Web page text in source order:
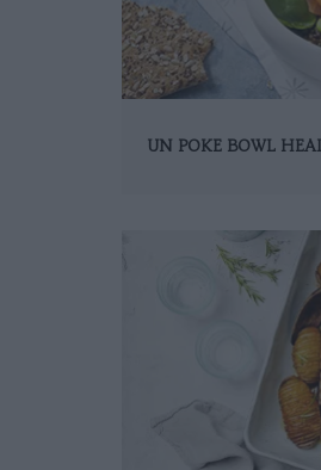
UN POKE BOWL